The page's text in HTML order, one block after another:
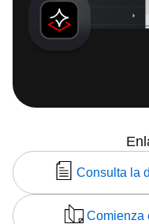
Consulta la
Comienza